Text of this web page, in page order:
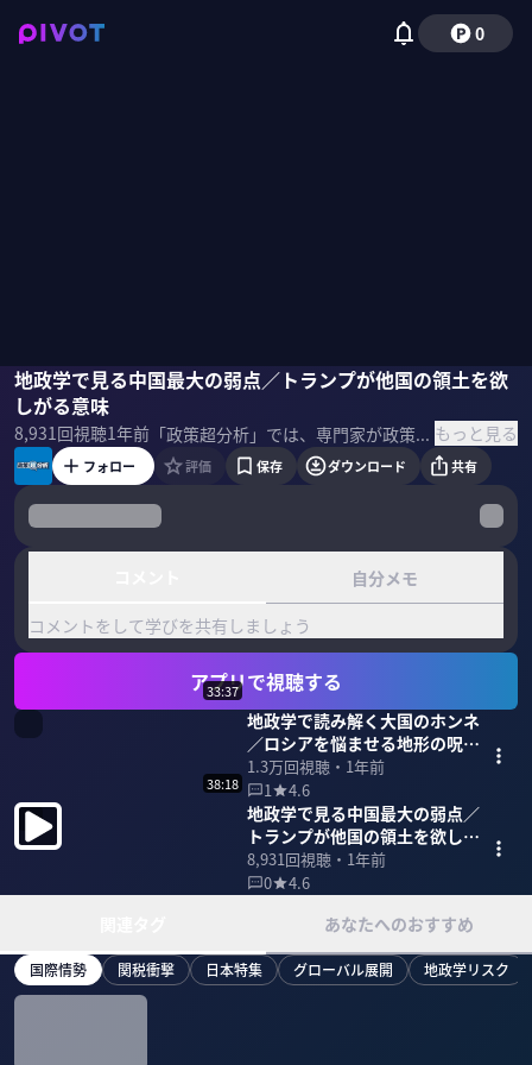
0
地政学で見る中国最大の弱点／トランプが他国の領土を欲
しがる意味
8,931回視聴1年前 「政策超分析」では、専門家が政策や国際情勢を徹底解説。今回のテーマは「地政学入門」。後編では、地政学の見地から中国の弱点を分析。 ＜ゲスト＞ 小手森千紗｜PIVOT MC 峯村健司｜キヤノングローバル戦略研究所 上席研究員 もっと見る
峯村健司奥山真司小手森千紗
フォロー 評価 保存 ダウンロード 共有
自分メモ
コメントをして学びを共有しましょう
アプリで視聴する
33:37
地政学で読み解く大国のホンネ
／ロシアを悩ませる地形の呪い
／アジアの水源を支配する中国
1.3万回視聴・ 1年前
1
4.6
38:18
地政学で見る中国最大の弱点／
トランプが他国の領土を欲しが
る意味
8,931回視聴・ 1年前
0
4.6
あなたへのおすすめ
国際情勢 関税衝撃 日本特集 グローバル展開 地政学リスク